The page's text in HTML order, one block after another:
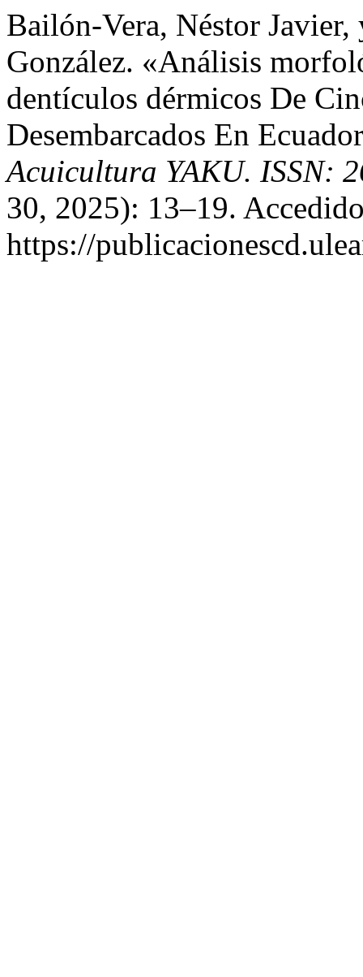
Bailón-Vera, Néstor
González. «Análisis
dentículos dérmicos De
Desembarcados En
Acuicultura YAKU. ISSN:
30, 2025): 13–19.
https://